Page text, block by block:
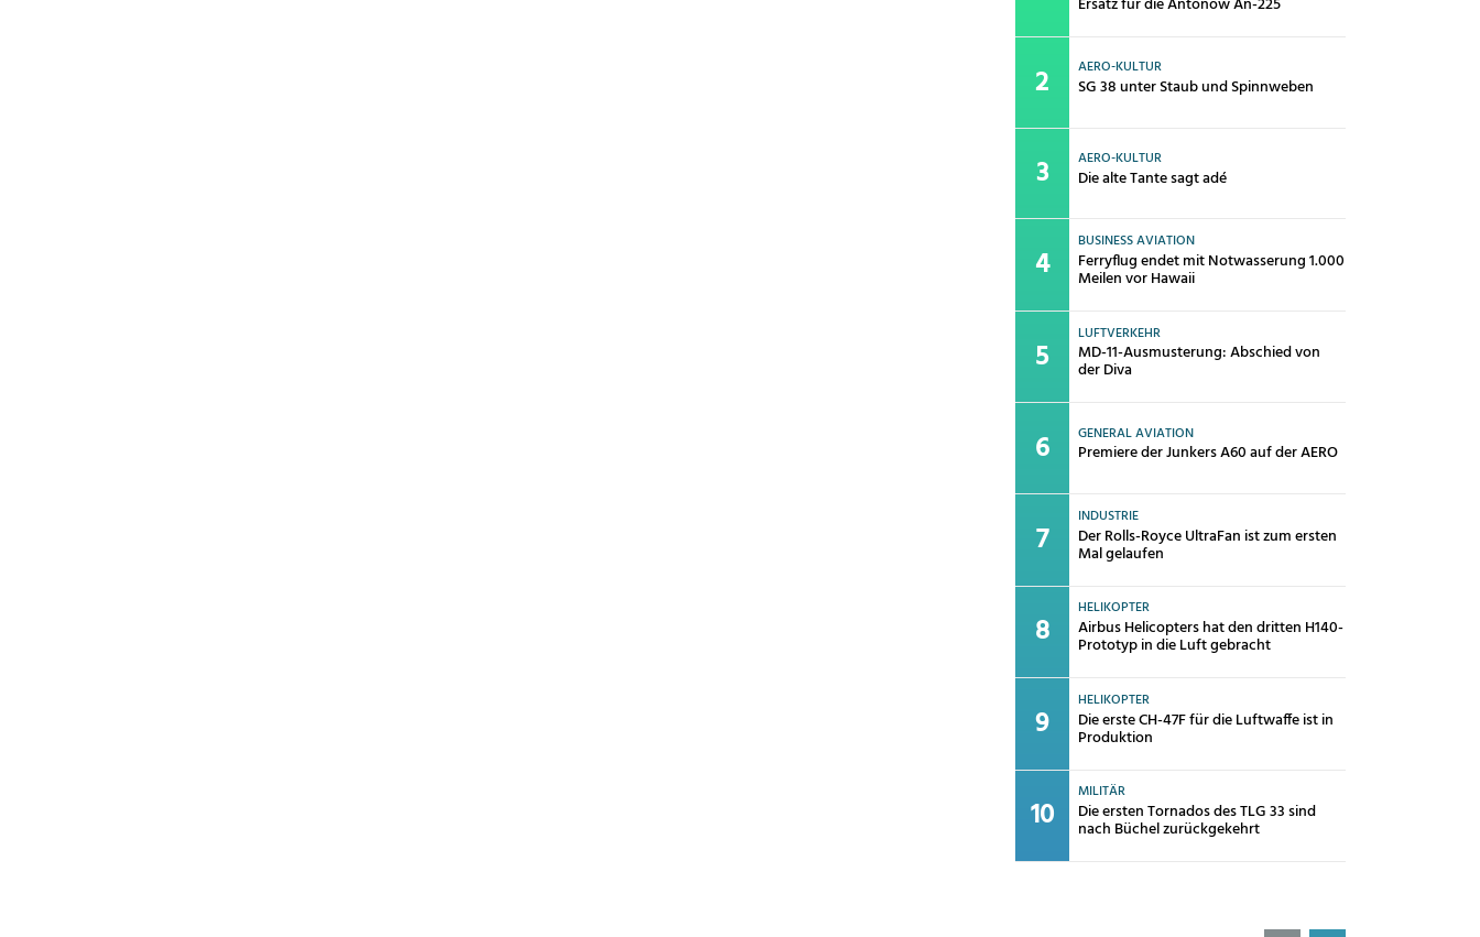
Ersatz für die Antonow An-225
AERO-KULTUR
SG 38 unter Staub und Spinnweben
AERO-KULTUR
Die alte Tante sagt adé
BUSINESS AVIATION
Ferryflug endet mit Notwasserung 1.000
Meilen vor Hawaii
LUFTVERKEHR
MD-11-Ausmusterung: Abschied von
der Diva
GENERAL AVIATION
Premiere der Junkers A60 auf der AERO
INDUSTRIE
Der Rolls-Royce UltraFan ist zum ersten
Mal gelaufen
HELIKOPTER
Airbus Helicopters hat den dritten H140-
Prototyp in die Luft gebracht
HELIKOPTER
Die erste CH-47F für die Luftwaffe ist in
Produktion
MILITÄR
Die ersten Tornados des TLG 33 sind
nach Büchel zurückgekehrt